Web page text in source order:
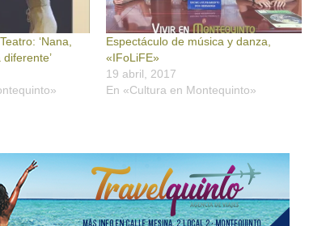
‘Nana,
Espectáculo de música y danza,
«IFoLiFE»
19 abril, 2017
En «Cultura en Montequinto»